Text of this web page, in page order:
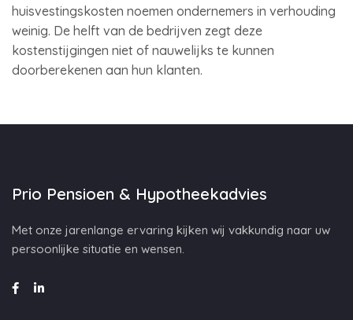
huisvestingskosten noemen ondernemers in verhouding
weinig. De helft van de bedrijven zegt deze
kostenstijgingen niet of nauwelijks te kunnen
doorberekenen aan hun klanten.
Prio Pensioen & Hypotheekadvies
Met onze jarenlange ervaring kijken wij vakkundig naar uw
persoonlijke situatie en wensen.